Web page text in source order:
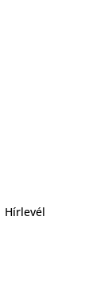
Hírlevél